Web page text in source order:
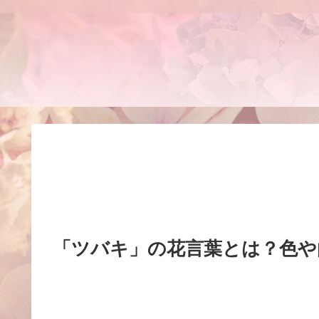
「ツバキ」の花言葉とは？色